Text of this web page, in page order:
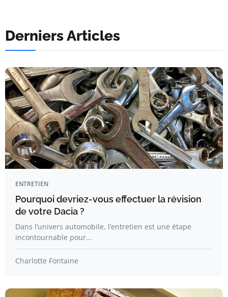
Derniers Articles
ENTRETIEN
Pourquoi devriez-vous effectuer la révision
de votre Dacia ?
Dans l’univers automobile, l’entretien est une étape
incontournable pour…
Charlotte Fontaine